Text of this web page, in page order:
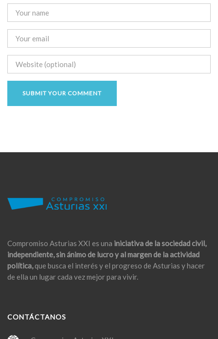
Compromiso Asturias XXI es una iniciativa de la sociedad civil,
independiente, sin ánimo de lucro y al margen de la actividad
política,que busca el interés y el progreso de Asturias y hacer
de ella un lugar cada vez mejor para vivir.
CONTÁCTANOS